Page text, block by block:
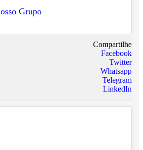
Compartilhe
Facebook
Twitter
Whatsapp
Telegram
LinkedIn